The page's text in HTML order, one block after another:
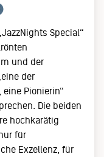
Special“
und der
der
Pionierin“
Die beiden
hochkarätig
für
Exzellenz, für